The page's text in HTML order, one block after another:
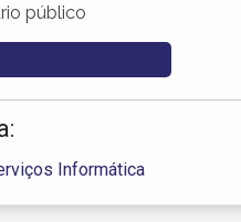
público
Informática